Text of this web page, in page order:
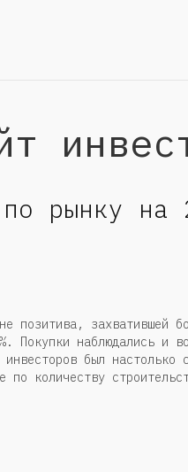
по рынку на
позитива, захватившей
Покупки наблюдались и
был
по количеству